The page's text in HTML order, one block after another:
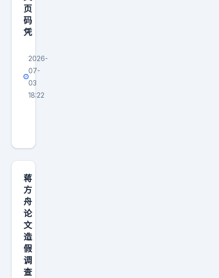
气
页
码
凭
2026-
07-
03
18:22
贾
浅
浅
论
文
争
议
同
款
调
蒋
方
舟
论
文
造
假
调
查